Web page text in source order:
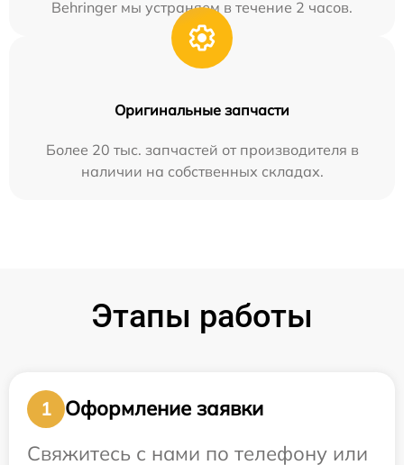
Behringer мы устраняем в течение 2 часов.
Оригинальные запчасти
Более 20 тыс. запчастей от производителя в
наличии на собственных складах.
Этапы работы
1
Оформление заявки
Свяжитесь с нами по телефону или